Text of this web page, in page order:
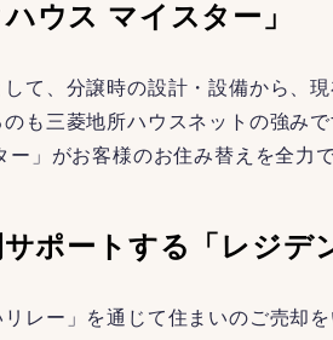
ハウス マイスター」
て、分譲時の設計・設備から、
も三菱地所ハウスネットの強み
ー」がお客様のお住み替えを全力
ポートする「レジデ
リレー」を通じて住まいのご売却